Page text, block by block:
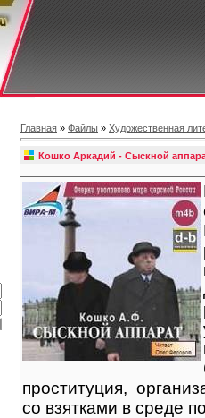
Главная » Файлы » Художественная
Кошко Аркадий - Сыскной
проституция,
со взятками в среде